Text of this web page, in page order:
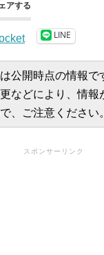
アする
LINE
公開時点の情報で
などにより、情報
、ご注意ください。
スポンサーリンク